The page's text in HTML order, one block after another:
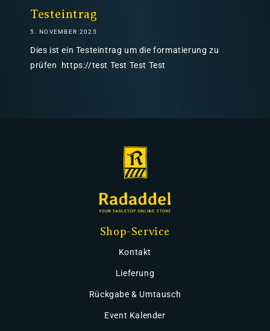
Testeintrag
5. NOVEMBER 2025
Dies ist ein Testeintrag um die formatierung zu
prüfen https://test Test Test Test
Shop-Service
Kontakt
Lieferung
Rückgabe & Umtausch
Event Kalender